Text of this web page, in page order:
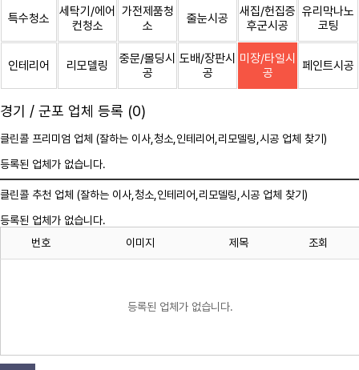
특수청소
세탁기/에어
컨청소
가전제품청
소
줄눈시공
새집/헌집증
후군시공
유리막나노
코팅
인테리어 리모델링
중문/몰딩시
공
도배/장판시
공
미장/타일시
공
페인트시공
경기 / 군포 업체 등록 (0)
클린콜 프리미엄 업체 (잘하는 이사, 청소 ,인테리어,리모델링,시공 업체 찾기)
등록된 업체가 없습니다.
클린콜 추천 업체 (잘하는 이사, 청소 ,인테리어,리모델링,시공 업체 찾기)
등록된 업체가 없습니다.
번호
이미지 제목 조회
등록된 업체가 없습니다.